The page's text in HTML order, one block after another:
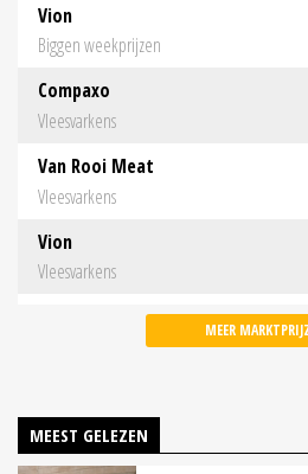
Vion
Biggen weekprijzen
Compaxo
Vleesvarkens
Van Rooi Meat
Vleesvarkens
Vion
Vleesvarkens
MEER
MEEST GELEZEN